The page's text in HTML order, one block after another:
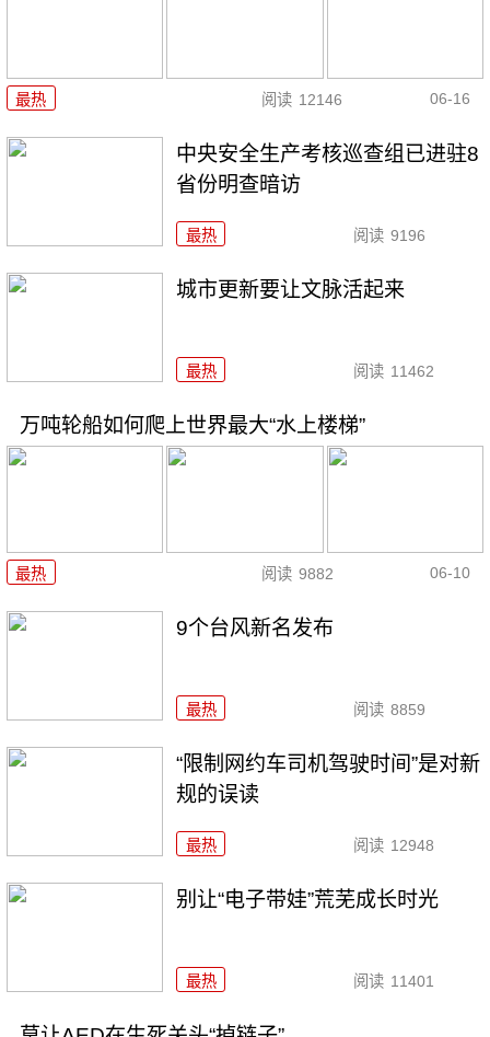
最热 阅读 12146 06-16
中央安全生产考核巡查组已进驻8
省份明查暗访
最热 阅读 9196
城市更新要让文脉活起来
最热 阅读 11462
万吨轮船如何爬上世界最大“水上楼梯”
最热 阅读 9882 06-10
9个台风新名发布
最热 阅读 8859
“限制网约车司机驾驶时间”是对新
规的误读
最热 阅读 12948
别让“电子带娃”荒芜成长时光
最热 阅读 11401